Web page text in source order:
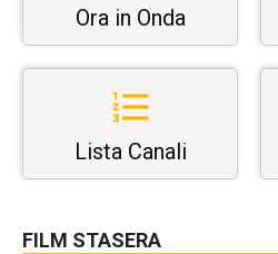
Ora in Onda
Lista Canali
FILM STASERA